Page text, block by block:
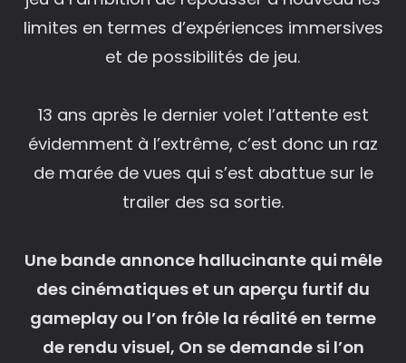
limites en termes d’expériences immersives
et de possibilités de jeu.
13 ans après le dernier volet l’attente est
évidemment à l’extrême, c’est donc un raz
de marée de vues qui s’est abattue sur le
trailer des sa sortie.
Une bande annonce hallucinante qui mêle
des cinématiques et un aperçu furtif du
gameplay ou l’on frôle la réalité en terme
de rendu visuel, On se demande si l’on